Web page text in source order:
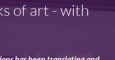
of art - with